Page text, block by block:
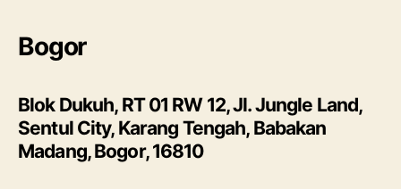
Bogor
Blok Dukuh, RT 01 RW 12, Jl. Jungle Land,
Sentul City, Karang Tengah, Babakan
Madang, Bogor, 16810